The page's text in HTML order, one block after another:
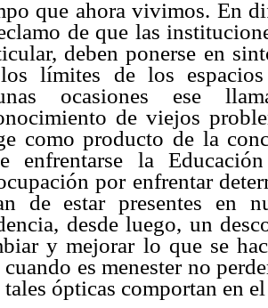
que ahora vivimos. En
de que las
deben ponerse en
límites de los
ocasiones ese
de viejos
como producto de la
enfrentarse la
por enfrentar
de estar presentes en
desde luego, un
y mejorar lo que se
cuando es menester no
tales ópticas comportan en